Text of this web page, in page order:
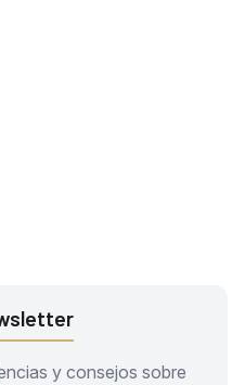
y consejos sobre